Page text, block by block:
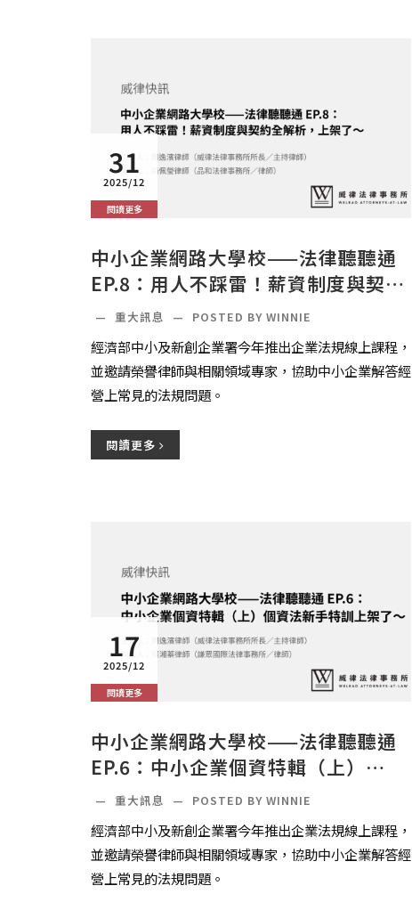
31
2025/12
閱讀更多
中小企業網路大學校——法律聽聽通
EP.8：用人不踩雷！薪資制度與契約
全解析，上架了～
— 重大訊息 — POSTED BY WINNIE
經濟部中小及新創企業署今年推出企業法規線上課程，
並邀請榮譽律師與相關領域專家，協助中小企業解答經
營上常見的法規問題。
閱讀更多
17
2025/12
閱讀更多
中小企業網路大學校——法律聽聽通
EP.6：中小企業個資特輯（上）——
個資法新手特訓，上架了～
— 重大訊息 — POSTED BY WINNIE
經濟部中小及新創企業署今年推出企業法規線上課程，
並邀請榮譽律師與相關領域專家，協助中小企業解答經
營上常見的法規問題。